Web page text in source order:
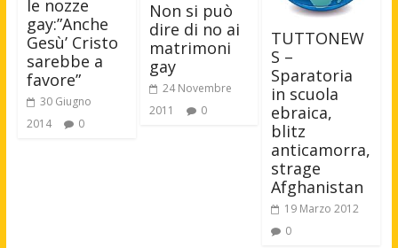
le nozze
gay:”Anche
Gesù’ Cristo
sarebbe a
favore”
30 Giugno
2014
0
Non si può
dire di no ai
matrimoni
gay
24 Novembre
2011
0
TUTTONEW
S –
Sparatoria
in scuola
ebraica,
blitz
anticamorra,
strage
Afghanistan
19 Marzo 2012
0